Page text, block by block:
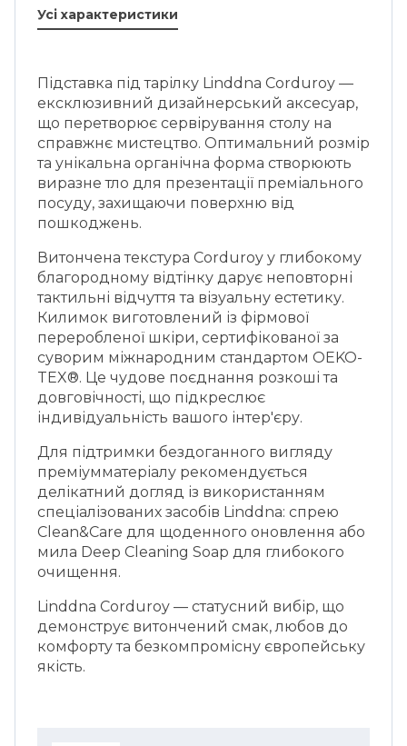
Усі характеристики
Підставка під тарілку Linddna Corduroy —
ексклюзивний дизайнерський аксесуар,
що перетворює сервірування столу на
справжнє мистецтво. Оптимальний розмір
та унікальна органічна форма створюють
виразне тло для презентації преміального
посуду, захищаючи поверхню від
пошкоджень.
Витончена текстура Corduroy у глибокому
благородному відтінку дарує неповторні
тактильні відчуття та візуальну естетику.
Килимок виготовлений із фірмової
переробленої шкіри, сертифікованої за
суворим міжнародним стандартом OEKO-
TEX®. Це чудове поєднання розкоші та
довговічності, що підкреслює
індивідуальність вашого інтер'єру.
Для підтримки бездоганного вигляду
преміумматеріалу рекомендується
делікатний догляд із використанням
спеціалізованих засобів Linddna: спрею
Clean&Care для щоденного оновлення або
мила Deep Cleaning Soap для глибокого
очищення.
Linddna Corduroy — статусний вибір, що
демонструє витончений смак, любов до
комфорту та безкомпромісну європейську
якість.